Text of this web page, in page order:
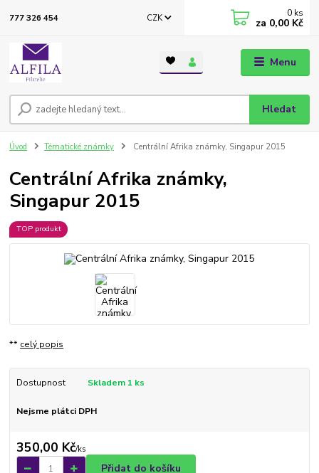
Menu
CZK
Hledat
777 326 454 0 ks
za 0,00 Kč
Úvod Tématické známky Centrální Afrika známky, Singapur 2015
Centrální Afrika známky,
Singapur 2015
TOP produkt
** celý popis
Dostupnost Skladem 1 ks
Nejsme plátci DPH
350,00 Kč/ks
Přidat do košíku